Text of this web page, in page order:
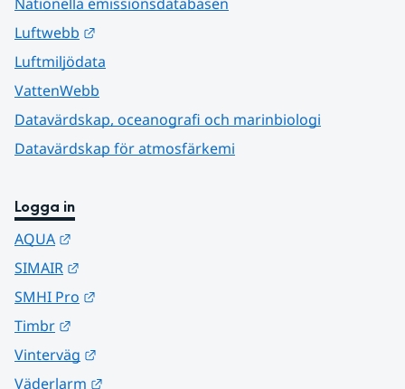
Luftwebb
Luftmiljödata
VattenWebb
Datavärdskap, oceanografi och marinbiologi
Datavärdskap för atmosfärkemi
Logga in
AQUA
SIMAIR
SMHI Pro
Timbr
Vinterväg
Väderlarm